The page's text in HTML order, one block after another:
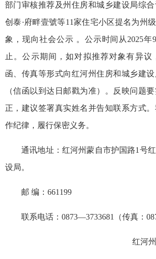
部门审核推荐及州住房和城乡建设局综
创泰·府畔壹號等11家住宅小区提名为州
象，现向社会公示 。公示时间从2025年
止。公示期间，如对拟推荐对象有异议
函、传真等形式向红河州住房和城乡建
（信函以到达日邮戳为准）。反映问题
正，建议签署真实姓名并告知联系方式
作纪律，履行保密义务。
通讯地址：红河州蒙自市护国路1号
设局。
邮 编：661199
联系电话：0873—3733681（传真：
红河